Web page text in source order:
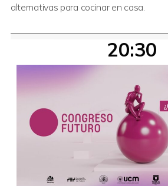
alternativas para cocinar en casa.
20:30